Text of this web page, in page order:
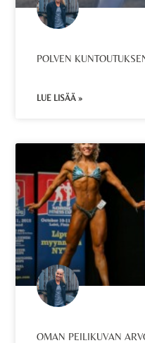
POLVEN
LUE LISÄÄ »
OMAN PEILIKUVAN